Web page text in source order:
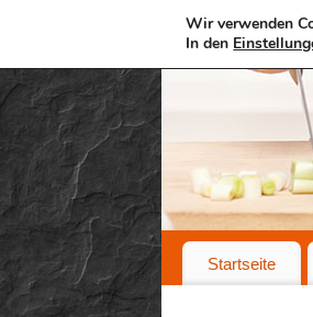
Startseite
Wir verwenden
In den